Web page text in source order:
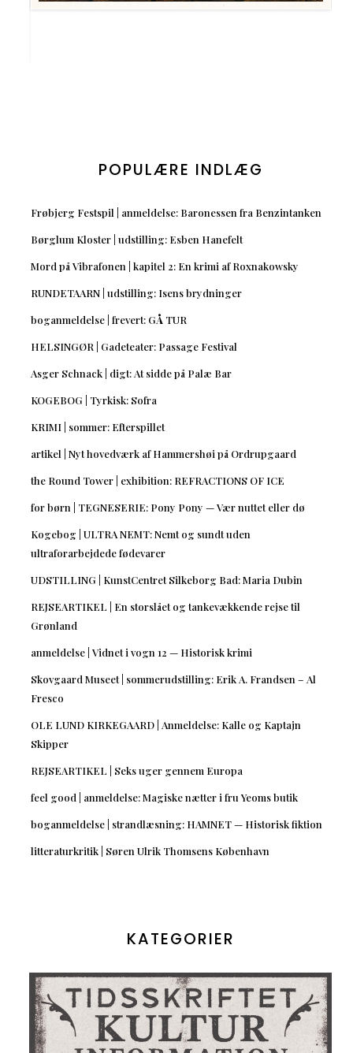
POPULÆRE INDLÆG
Frøbjerg Festspil | anmeldelse: Baronessen fra Benzintanken
Børglum Kloster | udstilling: Esben Hanefelt
Mord på Vibrafonen | kapitel 2: En krimi af Roxnakowsky
RUNDETAARN | udstilling: Isens brydninger
boganmeldelse | frevert: GÅ TUR
HELSINGØR | Gadeteater: Passage Festival
Asger Schnack | digt: At sidde på Palæ Bar
KOGEBOG | Tyrkisk: Sofra
KRIMI | sommer: Efterspillet
artikel | Nyt hovedværk af Hammershøi på Ordrupgaard
the Round Tower | exhibition: REFRACTIONS OF ICE
for børn | TEGNESERIE: Pony Pony — Vær nuttet eller dø
Kogebog | ULTRA NEMT: Nemt og sundt uden
ultraforarbejdede fødevarer
UDSTILLING | KunstCentret Silkeborg Bad: Maria Dubin
REJSEARTIKEL | En storslået og tankevækkende rejse til
Grønland
anmeldelse | Vidnet i vogn 12 — Historisk krimi
Skovgaard Museet | sommerudstilling: Erik A. Frandsen – Al
Fresco
OLE LUND KIRKEGAARD | Anmeldelse: Kalle og Kaptajn
Skipper
REJSEARTIKEL | Seks uger gennem Europa
feel good | anmeldelse: Magiske nætter i fru Yeoms butik
boganmeldelse | strandlæsning: HAMNET — Historisk fiktion
litteraturkritik | Søren Ulrik Thomsens København
KATEGORIER